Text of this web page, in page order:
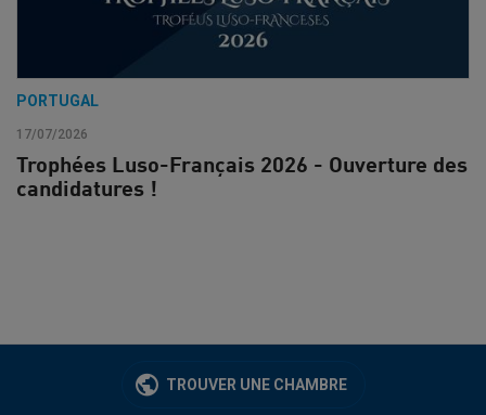
PORTUGAL
17/07/2026
Trophées Luso-Français 2026 - Ouverture des
candidatures !
TROUVER UNE CHAMBRE